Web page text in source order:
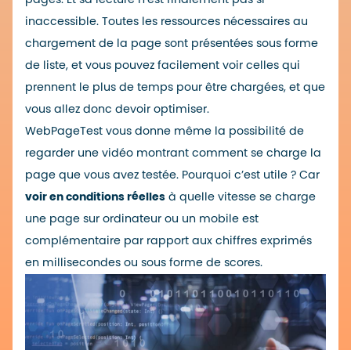
inaccessible. Toutes les ressources nécessaires au
chargement de la page sont présentées sous forme
de liste, et vous pouvez facilement voir celles qui
prennent le plus de temps pour être chargées, et que
vous allez donc devoir optimiser.
WebPageTest vous donne même la possibilité de
regarder une vidéo montrant comment se charge la
page que vous avez testée. Pourquoi c’est utile ? Car
voir en conditions réelles à quelle vitesse se charge
une page sur ordinateur ou un mobile est
complémentaire par rapport aux chiffres exprimés
en millisecondes ou sous forme de scores.